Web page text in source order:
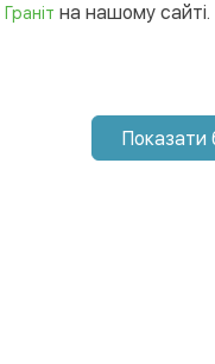
Граніт на нашому сайті.
Показати